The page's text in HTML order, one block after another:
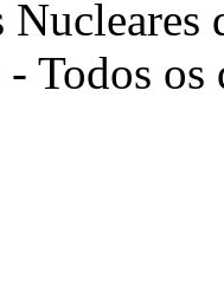
Todos os